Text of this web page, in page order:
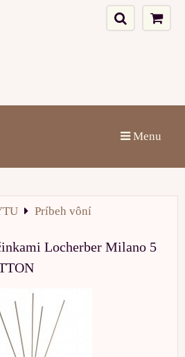
Menu
Príbeh vôní
Locherber Milano 5